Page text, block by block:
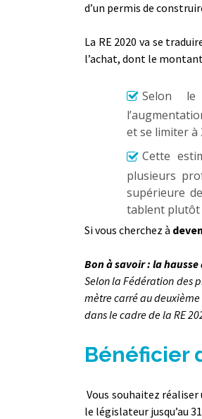
d’un permis de
La RE 2020 va se
l’achat, dont le
Selon le
et se limiter à
Cette
plusieurs
supérieure
tablent plutôt
Si vous cherchez à
Bon à savoir : la
Selon la Fédération des
mètre carré au
dans le cadre de la RE
Bénéficier
Vous souhaitez
le législateur jusqu’au